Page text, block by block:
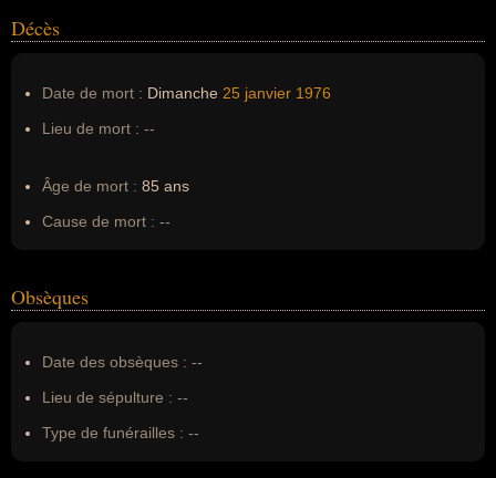
Décès
Date de mort : Dimanche 25 janvier 1976
Lieu de mort : --
Âge de mort : 85 ans
Cause de mort : --
Obsèques
Date des obsèques : --
Lieu de sépulture : --
Type de funérailles : --